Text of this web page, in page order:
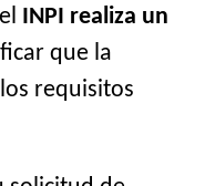
INPI realiza un
que la
requisitos